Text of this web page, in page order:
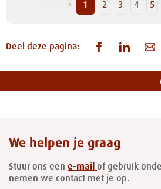
‹ 1 2 3 4 5
Deel deze pagina:
We helpen je graag
Stuur ons een e-mail of gebruik
nemen we contact met je op.